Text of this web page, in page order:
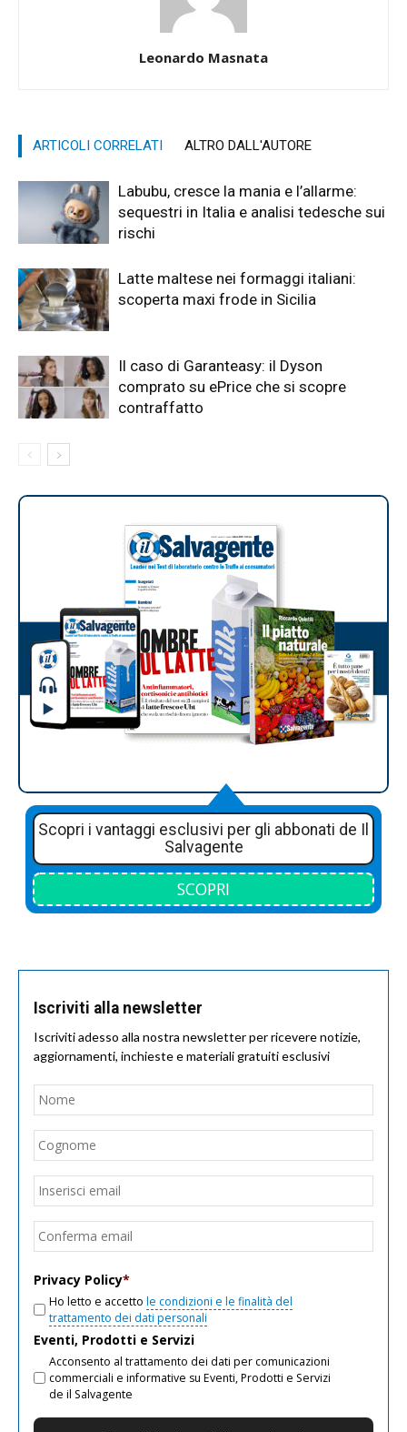
Leonardo Masnata
ARTICOLI CORRELATI ALTRO DALL'AUTORE
Labubu, cresce la mania e l’allarme:
sequestri in Italia e analisi tedesche sui
rischi
Latte maltese nei formaggi italiani:
scoperta maxi frode in Sicilia
Il caso di Garanteasy: il Dyson
comprato su ePrice che si scopre
contraffatto
Scopri i vantaggi esclusivi per gli abbonati de Il
Salvagente
SCOPRI
Iscriviti alla newsletter
Iscriviti adesso alla nostra newsletter per ricevere notizie,
aggiornamenti, inchieste e materiali gratuiti esclusivi
Nome
Email
Privacy Policy*
Ho letto e accetto le condizioni e le finalità del
trattamento dei dati personali
Eventi, Prodotti e Servizi
Acconsento al trattamento dei dati per comunicazioni
commerciali e informative su Eventi, Prodotti e Servizi
de il Salvagente